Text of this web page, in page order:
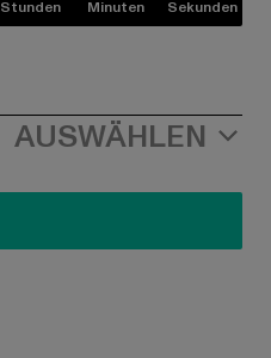
Stunden Minuten Sekunden
AUSWÄHLEN